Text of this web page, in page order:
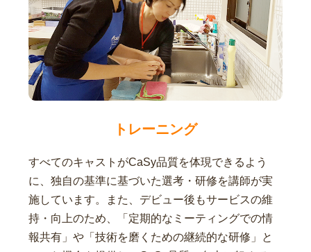
トレーニング
すべてのキャストがCaSy品質を体現できるよう
に、独自の基準に基づいた選考・研修を講師が実
施しています。また、デビュー後もサービスの維
持・向上のため、「定期的なミーティングでの情
報共有」や「技術を磨くための継続的な研修」と